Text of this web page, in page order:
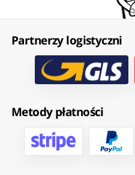
Partnerzy logistyczni
Metody płatności